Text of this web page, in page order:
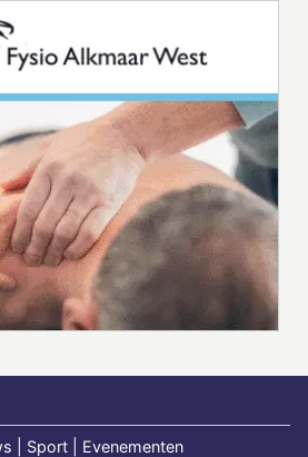
| Sport | Evenementen